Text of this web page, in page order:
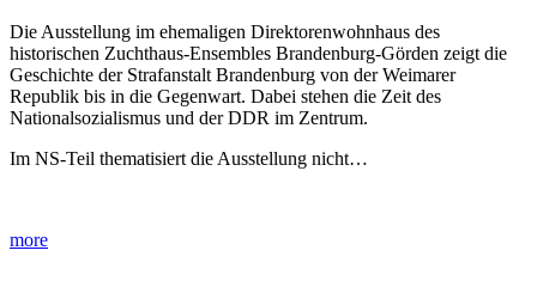
Die Ausstellung im ehemaligen Direktorenwohnhaus des
historischen Zuchthaus-Ensembles Brandenburg-Görden zeigt die
Geschichte der Strafanstalt Brandenburg von der Weimarer
Republik bis in die Gegenwart. Dabei stehen die Zeit des
Nationalsozialismus und der DDR im Zentrum.
Im NS-Teil thematisiert die Ausstellung nicht…
more